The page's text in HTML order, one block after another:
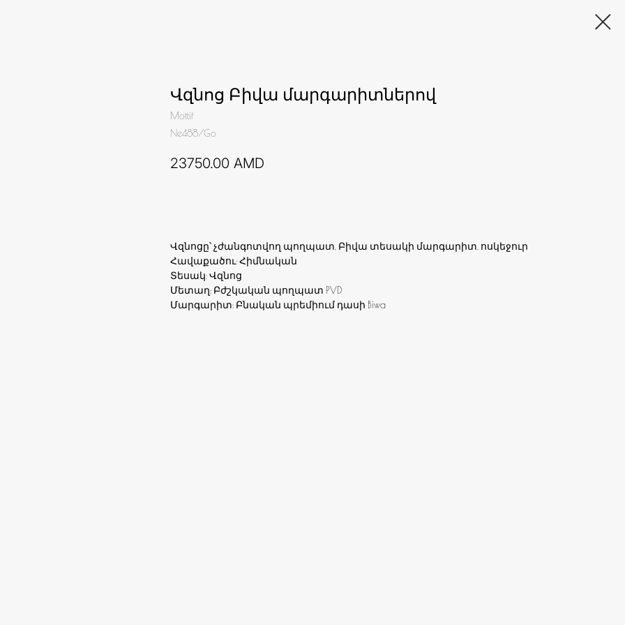
Վզնոց Բիվա մարգարիտներով
Mottif
Ne488/Go
23750.00 AMD
Վզնոցը՝ չժանգոտվող պողպատ, Բիվա տեսակի մարգարիտ, ոսկեջուր
Հավաքածու: Հիմնական
Տեսակ: Վզնոց
Մետաղ: Բժշկական պողպատ PVD
Մարգարիտ: Բնական պրեմիում դասի Biwa